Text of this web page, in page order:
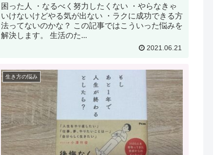
困った人 ・なるべく努力したくない ・やらなきゃ
いけないけどやる気が出ない ・ラクに成功できる方
法ってないのかな？ この記事ではこういった悩みを
解決します。 生活のた...
2021.06.21
生き方の悩み